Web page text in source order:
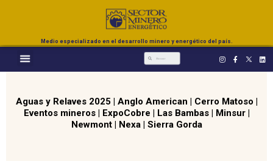
Medio especializado en el desarrollo minero y energético del país.
Aguas y Relaves 2025 | Anglo American | Cerro Matoso |
Eventos mineros| ExpoCobre | Las Bambas| Minsur|
Newmont| Nexa| Sierra Gorda